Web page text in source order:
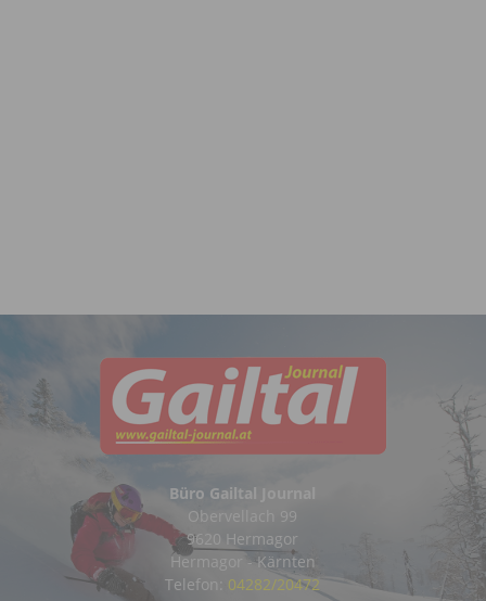
Büro Gailtal Journal
Obervellach 99
9620 Hermagor
Hermagor - Kärnten
Telefon: 04282/20472